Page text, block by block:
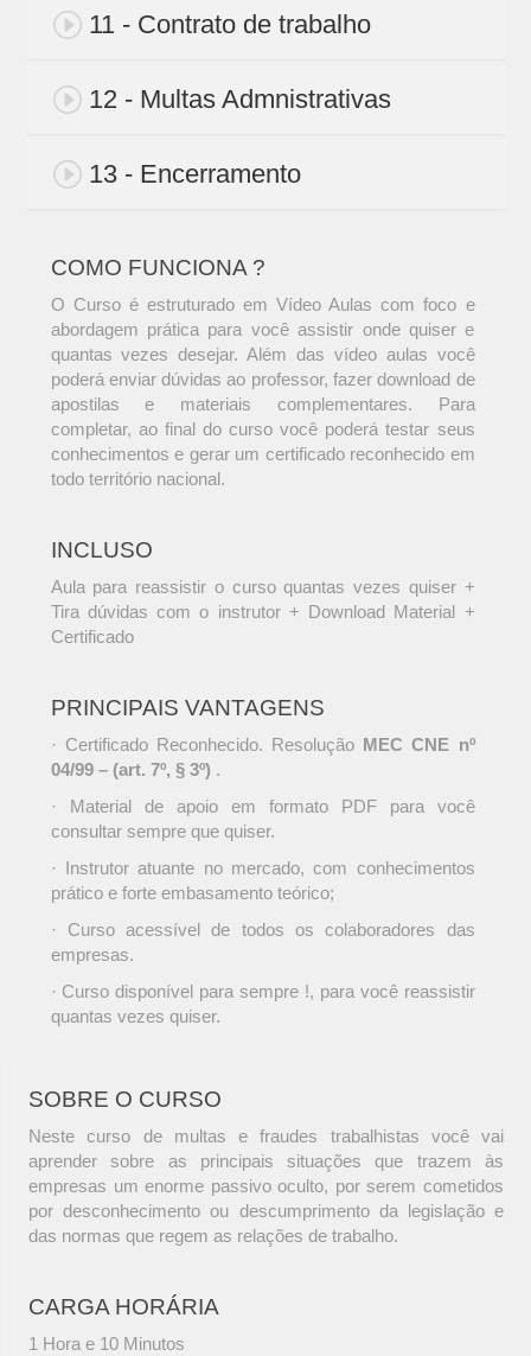
11 - Contrato de trabalho
12 - Multas Admnistrativas
13 - Encerramento
COMO FUNCIONA ?
O Curso é estruturado em Vídeo Aulas com foco e
abordagem prática para você assistir onde quiser e
quantas vezes desejar. Além das vídeo aulas você
poderá enviar dúvidas ao professor, fazer download de
apostilas e materiais complementares. Para
completar, ao final do curso você poderá testar seus
conhecimentos e gerar um certificado reconhecido em
todo território nacional.
INCLUSO
Aula para reassistir o curso quantas vezes quiser +
Tira dúvidas com o instrutor + Download Material +
Certificado
PRINCIPAIS VANTAGENS
· Certificado Reconhecido. Resolução MEC CNE nº
04/99 – (art. 7º, § 3º) .
· Material de apoio em formato PDF para você
consultar sempre que quiser.
· Instrutor atuante no mercado, com conhecimentos
prático e forte embasamento teórico;
· Curso acessível de todos os colaboradores das
empresas.
· Curso disponível para sempre !, para você reassistir
quantas vezes quiser.
SOBRE O CURSO
Neste curso de multas e fraudes trabalhistas você vai
aprender sobre as principais situações que trazem às
empresas um enorme passivo oculto, por serem cometidos
por desconhecimento ou descumprimento da legislação e
das normas que regem as relações de trabalho.
CARGA HORÁRIA
1 Hora e 10 Minutos